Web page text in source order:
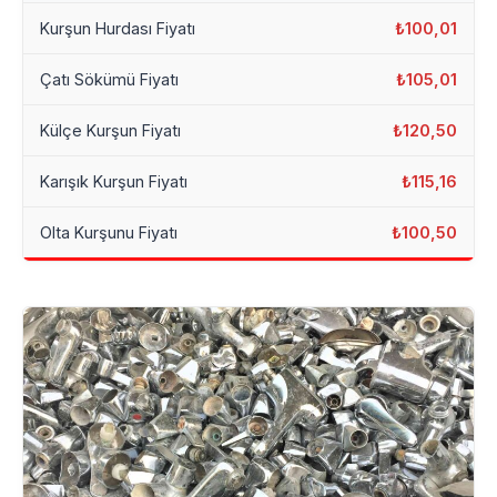
Kurşun Hurdası Fiyatı ₺100,01
Çatı Sökümü Fiyatı ₺105,01
Külçe Kurşun Fiyatı ₺120,50
Karışık Kurşun Fiyatı ₺115,16
Olta Kurşunu Fiyatı ₺100,50